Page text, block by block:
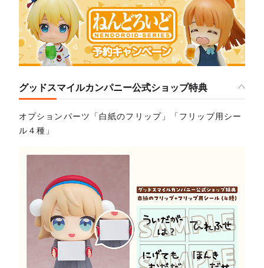
グッドスマイルカンパニー公式ショップ特典
オプションパーツ「白紙のフリップ」「フリップ用シー
ル４種」